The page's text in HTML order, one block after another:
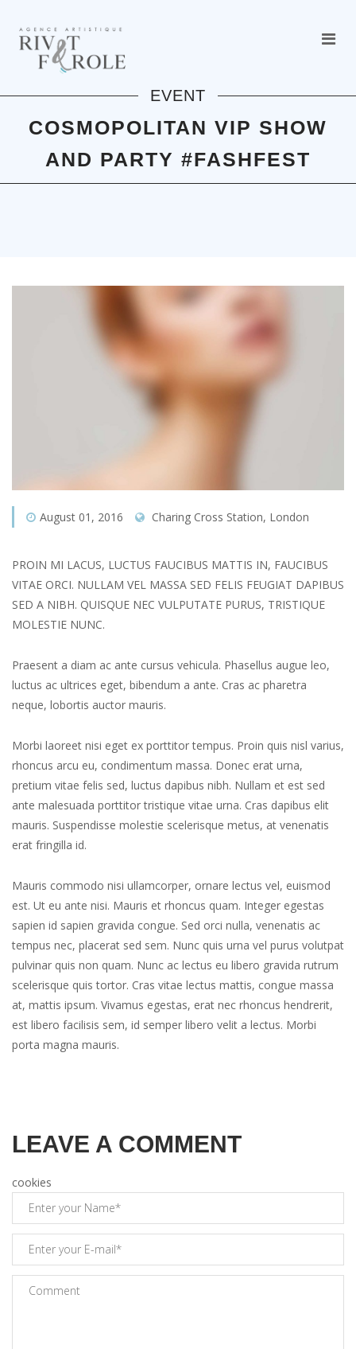
EVENT
COSMOPOLITAN VIP SHOW
AND PARTY #FASHFEST
August 01, 2016 Charing Cross Station, London
PROIN MI LACUS, LUCTUS FAUCIBUS MATTIS IN, FAUCIBUS
VITAE ORCI. NULLAM VEL MASSA SED FELIS FEUGIAT DAPIBUS
SED A NIBH. QUISQUE NEC VULPUTATE PURUS, TRISTIQUE
MOLESTIE NUNC.
Praesent a diam ac ante cursus vehicula. Phasellus augue leo,
luctus ac ultrices eget, bibendum a ante. Cras ac pharetra
neque, lobortis auctor mauris.
Morbi laoreet nisi eget ex porttitor tempus. Proin quis nisl varius,
rhoncus arcu eu, condimentum massa. Donec erat urna,
pretium vitae felis sed, luctus dapibus nibh. Nullam et est sed
ante malesuada porttitor tristique vitae urna. Cras dapibus elit
mauris. Suspendisse molestie scelerisque metus, at venenatis
erat fringilla id.
Mauris commodo nisi ullamcorper, ornare lectus vel, euismod
est. Ut eu ante nisi. Mauris et rhoncus quam. Integer egestas
sapien id sapien gravida congue. Sed orci nulla, venenatis ac
tempus nec, placerat sed sem. Nunc quis urna vel purus volutpat
pulvinar quis non quam. Nunc ac lectus eu libero gravida rutrum
scelerisque quis tortor. Cras vitae lectus mattis, congue massa
at, mattis ipsum. Vivamus egestas, erat nec rhoncus hendrerit,
est libero facilisis sem, id semper libero velit a lectus. Morbi
porta magna mauris.
LEAVE A COMMENT
cookies